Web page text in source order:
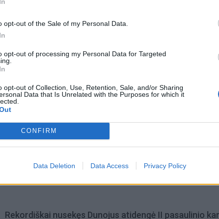
opt-out of the Sale of my Personal Data.
opt-out of processing my Personal Data for Targeted
opt-out of Collection, Use, Retention, Sale, and/or Sharing
Data that Is Unrelated with the Purposes for which it
CONFIRM
Data Deletion Data Access Privacy Policy
grįžusi Karina
didžiausią savo
Jūros šventę anksčiau puošęs
Anatolijus Klemencovas: gal jau
Geltonuoja agurkų lapai: kalta ne liga, o viena dažna
Rekordiškai nusekęs Dunojus atidengė II pasaulinio